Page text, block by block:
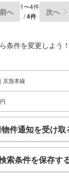
ーーーーーーーーーー
により表記の返済額と
ーーーーーーーーーー
前へ 1〜4件
/4件 次へ
条件を変更しよう！
京急本線
件通知を受け取
索条件を保存す